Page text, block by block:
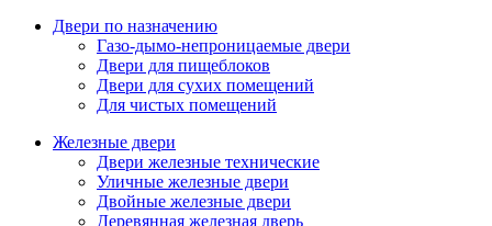
Двери по назначению
Газо-дымо-непроницаемые двери
Двери для пищеблоков
Двери для сухих помещений
Для чистых помещений
Железные двери
Двери железные технические
Уличные железные двери
Двойные железные двери
Деревянная железная дверь